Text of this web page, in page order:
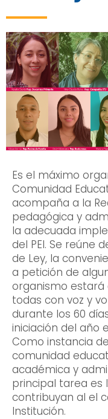
Es el máximo
Comunidad
acompaña a la
pedagógica y
la adecuada
del PEI. Se reúne
de Ley, la
a petición de
organismo
todas con voz y
durante los 60
iniciación del año
Como instancia
comunidad
académica y
principal tarea es
contribuyan al el
Institución.